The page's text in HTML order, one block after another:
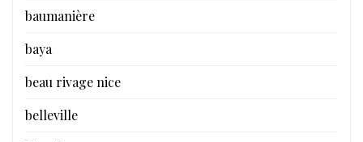
baumanière
baya
beau rivage nice
belleville